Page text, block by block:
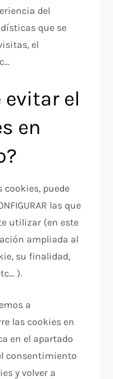
del
que se
el
evitar el
en
cookies, puede
las que
utilizar (en este
ampliada al
su finalidad,
).
a
las cookies en
en el apartado
consentimiento
y volver a